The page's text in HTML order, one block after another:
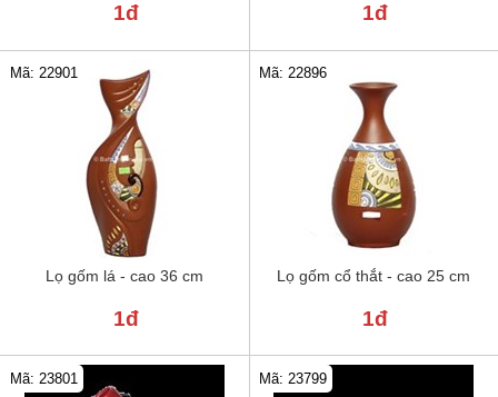
1đ 1đ
Lọ gốm lá - cao 36 cm
Mã: 22901
1đ
Lọ gốm cổ thắt - cao 25 cm
Mã: 22896
1đ
Mã: 23801 Mã: 23799